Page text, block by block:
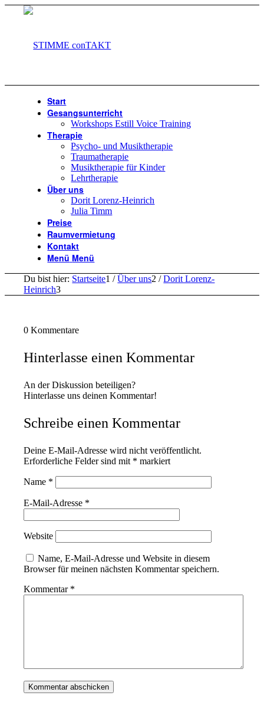
Start
Gesangsunterricht
Workshops Estill Voice Training
Therapie
Psycho- und Musiktherapie
Traumatherapie
Musiktherapie für Kinder
Lehrtherapie
Über uns
Dorit Lorenz-Heinrich
Julia Timm
Preise
Raumvermietung
Kontakt
Menü Menü
Du bist hier: Startseite1 / Über uns2 / Dorit Lorenz-
Heinrich3
0 Kommentare
Hinterlasse einen Kommentar
An der Diskussion beteiligen?
Hinterlasse uns deinen Kommentar!
Schreibe einen Kommentar
Deine E-Mail-Adresse wird nicht veröffentlicht.
Erforderliche Felder sind mit * markiert
Name *
E-Mail-Adresse *
Website
Name, E-Mail-Adresse und Website in diesem
Browser für meinen nächsten Kommentar speichern.
Kommentar *